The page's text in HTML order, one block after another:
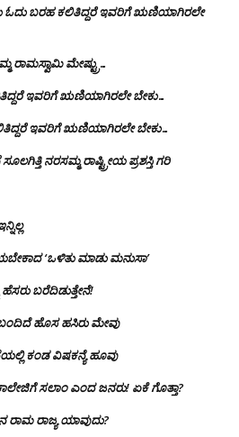
ಓದು ಬರಹ ಕಲಿತಿದ್ದರೆ ಇವರಿಗೆ ಋಣಿಯಾಗಿರಲೇ
ರಾಮಸ್ವಾಮಿ ಮೇಷ್ಟ್ರು…
ಇವರಿಗೆ ಋಣಿಯಾಗಿರಲೇ ಬೇಕು…
ಇವರಿಗೆ ಋಣಿಯಾಗಿರಲೇ ಬೇಕು…
ಸೂಲಗಿತ್ತಿ ನರಸಮ್ಮ‌ ರಾಷ್ಟ್ರೀಯ ಪ್ರಶಸ್ತಿ ಗರಿ
‘ಒಳಿತು ಮಾಡು ಮನುಸಾ’
ಬರೆದಿಡುತ್ತೇನೆ!
ಹೊಸ ಹಸಿರು ಮೇವು
ಕಂಡ ವಿಷಕನ್ಯೆ ಹೂವು
ಸಲಾಂ‌ ಎಂದ ಜನರು! ಏಕೆ ಗೊತ್ತಾ?
ರಾಮ ರಾಜ್ಯ ಯಾವುದು?